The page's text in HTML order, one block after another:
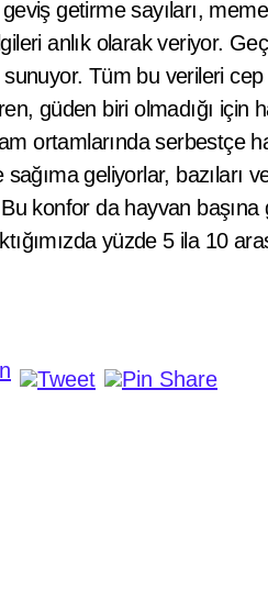
getirme sayıları,
anlık olarak veriyor.
Tüm bu verileri
güden biri olmadığı için
ortamlarında serbestçe
geliyorlar, bazıları
konfor da hayvan başına
yüzde 5 ila 10